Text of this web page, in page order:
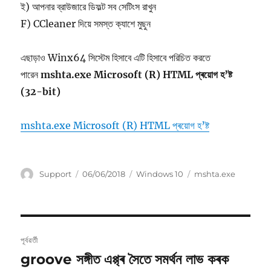
ই) আপনার ব্রাউজারে ডিফল্ট সব সেটিংস রাখুন
F) CCleaner দিয়ে সমস্ত ক্যাশে মুছুন
এছাড়াও Winx64 সিস্টেম হিসাবে এটি হিসাবে পরিচিত করতে
পারেনmshta.exe Microsoft (R) HTML প্ৰয়োগ হ’ষ্ট
(32-bit)
mshta.exe Microsoft (R) HTML প্ৰয়োগ হ’ষ্ট
লেখক
Support
প্ৰকাশিত
06/06/2018 শ্ৰেণীসমূহ
Windows 10 টেগসমূহ
mshta.exe
navigation
পূৰ্বৱৰ্তী
পূৰ্বৱৰ্তী
groove সঙ্গীত এপ্প্‌ৰ সৈতে সমৰ্থন লাভ কৰক